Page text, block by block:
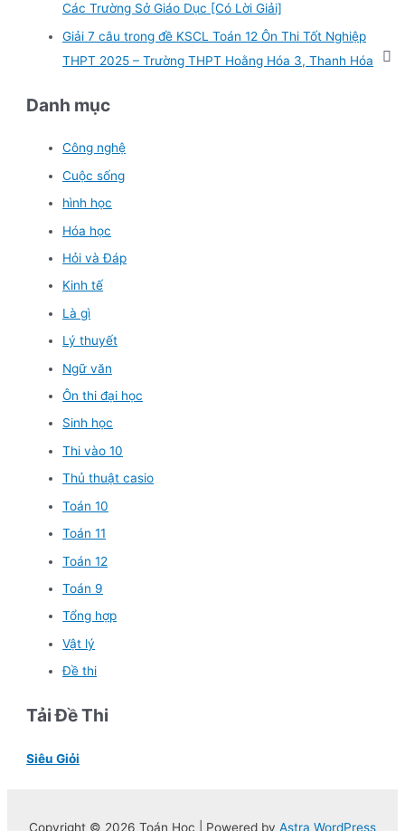
Các Trường Sở Giáo Dục [Có Lời Giải]
Giải 7 câu trong đề KSCL Toán 12 Ôn Thi Tốt Nghiệp
THPT 2025 – Trường THPT Hoằng Hóa 3, Thanh Hóa
Danh mục
Công nghệ
Cuộc sống
hình học
Hóa học
Hỏi và Đáp
Kinh tế
Là gì
Lý thuyết
Ngữ văn
Ôn thi đại học
Sinh học
Thi vào 10
Thủ thuật casio
Toán 10
Toán 11
Toán 12
Toán 9
Tổng hợp
Vật lý
Đề thi
Tải Đề Thi
Siêu Giỏi
Copyright © 2026 Toán Học | Powered by Astra WordPress